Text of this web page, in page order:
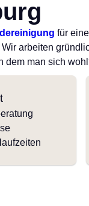
für
arbeiten
dem man sich